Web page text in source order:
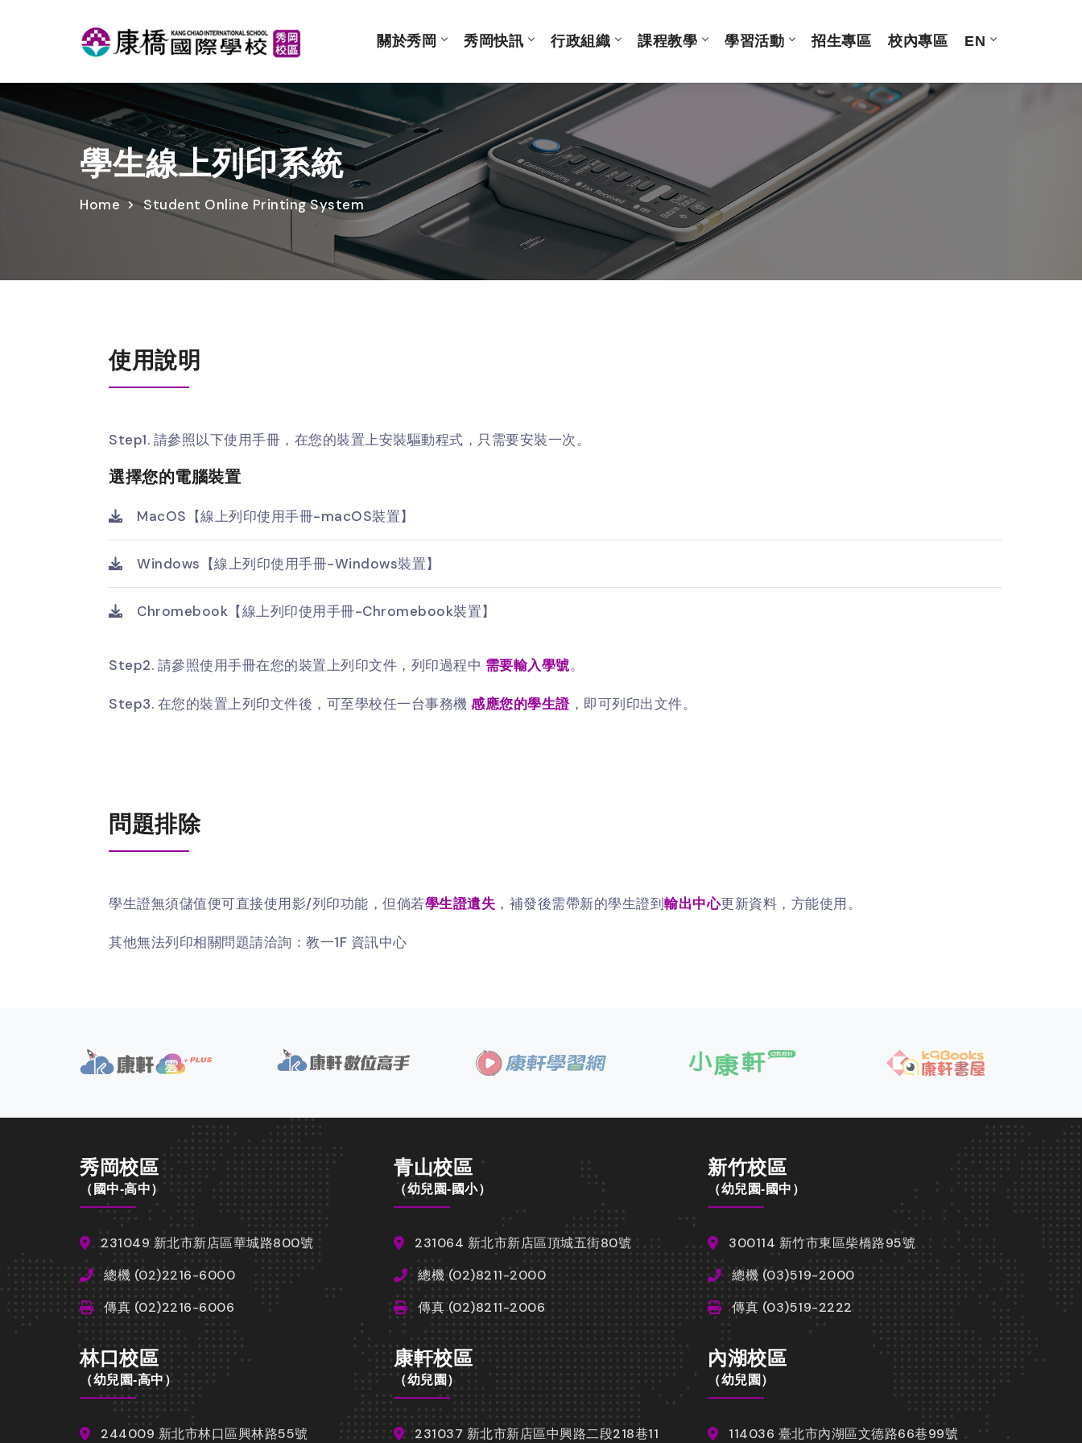
關於秀岡 秀岡快訊 行政組織 課程教學 學習活動 招生專區 校內專區 EN
學生線上列印系統
Home Student Online Printing System
使用說明
Step1. 請參照以下使用手冊，在您的裝置上安裝驅動程式，只需要安裝一次。
選擇您的電腦裝置
MacOS 【線上列印使用手冊-macOS裝置】
Windows 【線上列印使用手冊-Windows裝置】
Chromebook 【線上列印使用手冊-Chromebook裝置】
Step2. 請參照使用手冊在您的裝置上列印文件，列印過程中 需要輸入學號。
Step3. 在您的裝置上列印文件後，可至學校任一台事務機 感應您的學生證，即可列印出文件。
問題排除
學生證無須儲值便可直接使用影/列印功能，但倘若學生證遺失 ，補發後需帶新的學生證到輸出中心更新資料，方能使用。
其他無法列印相關問題請洽詢：教一1F 資訊中心
秀岡校區
（國中-高中）
231049 新北市新店區華城路800號
總機 (02)2216-6000
傳真 (02)2216-6006
青山校區
（幼兒園-國小）
231064 新北市新店區頂城五街80號
總機 (02)8211-2000
傳真 (02)8211-2006
新竹校區
（幼兒園-國中）
300114 新竹市東區柴橋路95號
總機 (03)519-2000
傳真 (03)519-2222
林口校區
（幼兒園-高中）
244009 新北市林口區興林路55號
康軒校區
（幼兒園）
231037 新北市新店區中興路二段218巷11
內湖校區
（幼兒園）
114036 臺北市內湖區文德路66巷99號